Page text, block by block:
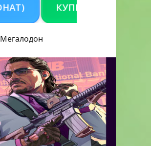
КУПИТЬ GTA 5 ONLINE НА
Мегалодон